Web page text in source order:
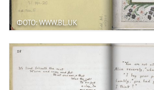
ФОТО: WWW.BL.UK